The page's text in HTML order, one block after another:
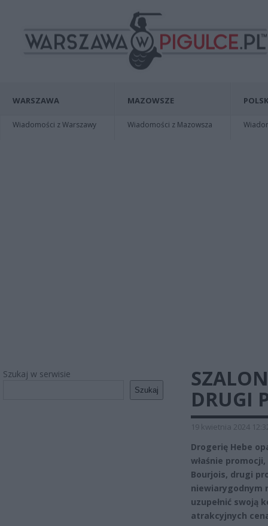
WARSZAWA
Wiadomości z Warszawy
MAZOWSZE
Wiadomości z Mazowsza
Szukaj w serwisie
Szukaj
DRUGI
19 kwietnia 2024
Drogerię Hebe
właśnie
Bourjois, drugi
niewiarygodnym
uzupełnić swoją
atrakcyjnych